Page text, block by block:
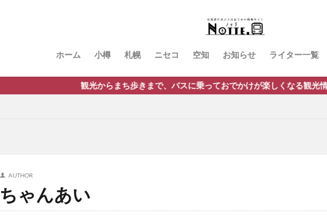
ホーム 小樽 札幌 ニセコ 空知 お知らせ ライター一覧
観光からまち歩きまで、バスに乗っておでかけが楽しくなる観光情報サイト
AUTHOR
ちゃんあい